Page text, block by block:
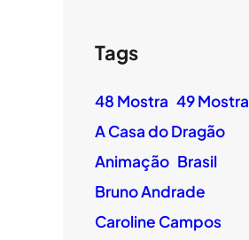
Tags
48 Mostra 49 Mostra
A Casa do Dragão
Animação Brasil
Bruno Andrade
Caroline Campos